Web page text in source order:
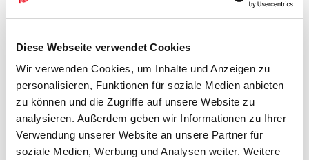
Diese Webseite verwendet Cookies
Wir verwenden Cookies, um Inhalte und Anzeigen zu
personalisieren, Funktionen für soziale Medien anbieten
zu können und die Zugriffe auf unsere Website zu
analysieren. Außerdem geben wir Informationen zu Ihrer
Verwendung unserer Website an unsere Partner für
soziale Medien, Werbung und Analysen weiter. Weitere
Version 2026.03 (2026.03.002)
Datenupdate
03.03.2026
Version 2026.03 (2026.03.001)